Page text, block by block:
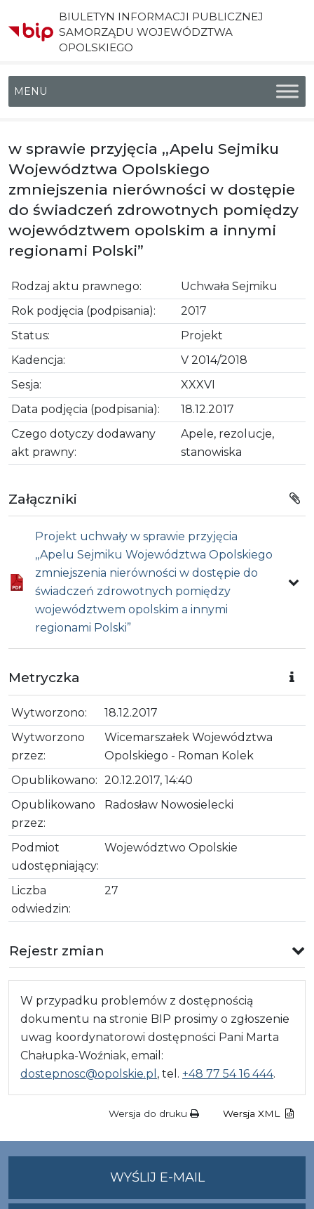
BIULETYN INFORMACJI PUBLICZNEJ
SAMORZĄDU WOJEWÓDZTWA
OPOLSKIEGO
Menu główne
w sprawie przyjęcia ,,Apelu Sejmiku
Województwa Opolskiego
zmniejszenia nierówności w dostępie
do świadczeń zdrowotnych pomiędzy
województwem opolskim a innymi
regionami Polski”
Rodzaj aktu prawnego:
Uchwała Sejmiku
Rok podjęcia (podpisania):
2017
Status:
Projekt
Kadencja:
V 2014/2018
Sesja:
XXXVI
Data podjęcia (podpisania):
18.12.2017
Czego dotyczy dodawany
akt prawny:
Apele, rezolucje,
stanowiska
Załączniki
Projekt uchwały w sprawie przyjęcia
,,Apelu Sejmiku Województwa Opolskiego
zmniejszenia nierówności w dostępie do
świadczeń zdrowotnych pomiędzy
województwem opolskim a innymi
regionami Polski”
Metryczka
Wytworzono:
18.12.2017
Wytworzono
przez:
Wicemarszałek Województwa
Opolskiego - Roman Kolek
Opublikowano: 20.12.2017, 14:40
Opublikowano
przez:
Radosław Nowosielecki
Podmiot
udostępniający:
Województwo Opolskie
Liczba
odwiedzin:
27
Rejestr zmian
W przypadku problemów z dostępnością
dokumentu na stronie BIP prosimy o zgłoszenie
uwag koordynatorowi dostępności Pani Marta
Chałupka-Woźniak, email:
dostepnosc@opolskie.pl , tel. +48 77 54 16 444.
Wersja do druku Wersja XML
WYŚLIJ E-MAILNA
ADRES